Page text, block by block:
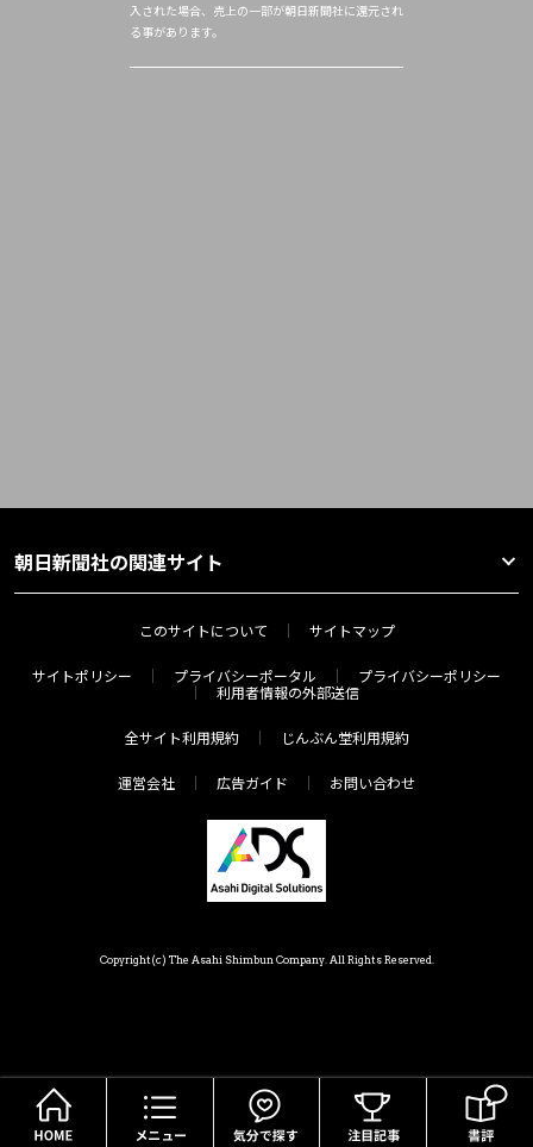
入された場合、売上の一部が朝日新聞社に還元され
る事があります。
朝日新聞社の関連サイト
このサイトについて サイトマップ
サイトポリシー プライバシーポータル
プライバシーポリシー
利用者情報の外部送信
全サイト利用規約 じんぶん堂利用規約
運営会社 広告ガイド お問い合わせ
Copyright(c) The Asahi Shimbun Company. All Rights Reserved.